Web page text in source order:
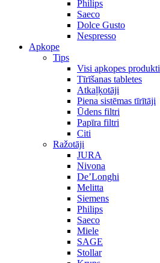
Philips
Saeco
Dolce Gusto
Nespresso
Apkope
Tips
Visi apkopes produkti
Tīrīšanas tabletes
Atkaļķotāji
Piena sistēmas tīrītāji
Ūdens filtri
Papīra filtri
Citi
Ražotāji
JURA
Nivona
De’Longhi
Melitta
Siemens
Philips
Saeco
Miele
SAGE
Stollar